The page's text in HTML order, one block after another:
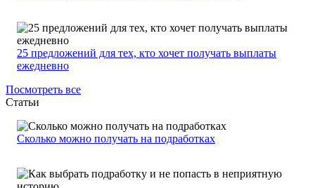
25 предложений для тех, кто хочет получать выплаты
ежедневно
Посмотреть все
Статьи
Сколько можно получать на подработках